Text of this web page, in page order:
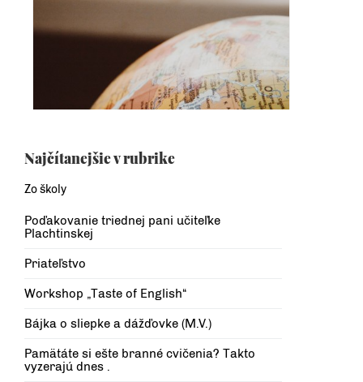
Najčítanejšie v rubrike
Zo školy
Poďakovanie triednej pani učiteľke
Plachtinskej
Priateľstvo
Workshop „Taste of English“
Bájka o sliepke a dážďovke (M.V.)
Pamätáte si ešte branné cvičenia? Takto
vyzerajú dnes .